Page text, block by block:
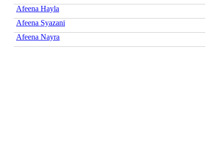
Afeena Hayla
Afeena Syazani
Afeena Nayra